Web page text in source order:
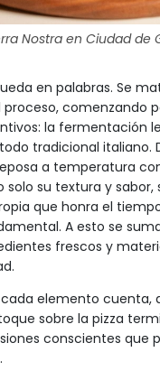
Nostra en Ciudad de
en palabras. Se
comenzando
la fermentación
tradicional italiano.
a temperatura
solo su textura y sabor,
que honra el
A esto se
frescos y
elemento cuenta,
sobre la pizza
conscientes que